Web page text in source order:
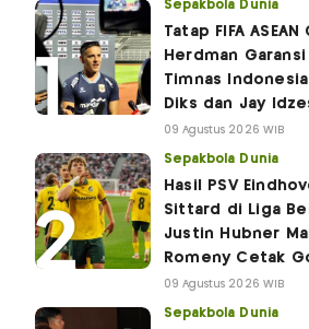
Sepakbola Dunia
Tatap FIFA
Herdman
Timnas
Diks dan Jay
09 Agustus 2026 WIB
Sepakbola Dunia
Hasil PSV
Sittard di Liga
Justin Hubner
Romeny Cetak
09 Agustus 2026 WIB
Sepakbola Dunia